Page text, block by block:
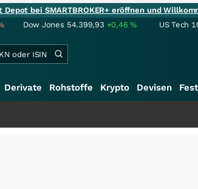
bei SMARTBROKER+ eröffnen und
Dow Jones 54.399,93 +0,46% US Tech
Derivate Rohstoffe Krypto Devisen